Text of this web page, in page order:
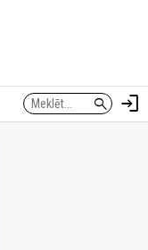
search login